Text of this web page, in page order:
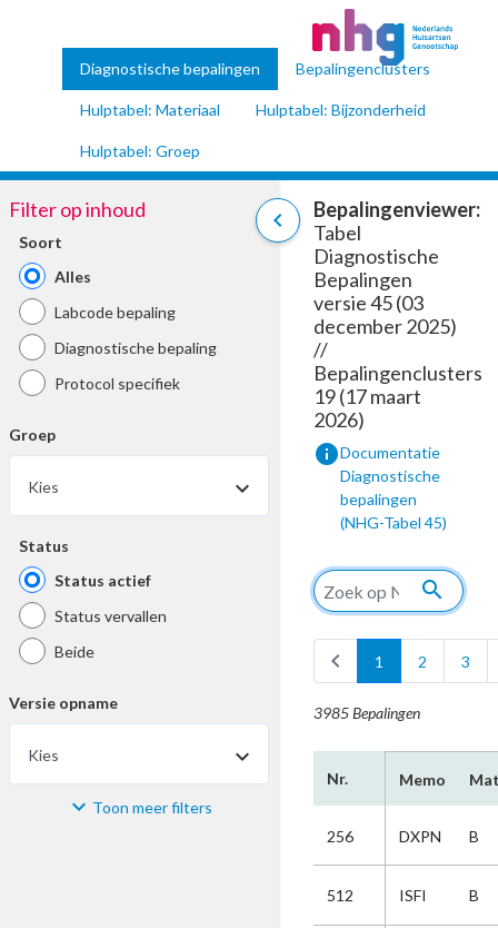
Diagnostische bepalingen Bepalingenclusters
Hulptabel: Materiaal Hulptabel: Bijzonderheid
Hulptabel: Groep
chevron_left
Filter op inhoud
Soort
Alles
Labcode bepaling
Diagnostische bepaling
Protocol specifiek
Groep
Kies
Status
Status actief
Status vervallen
Beide
Versie opname
Kies
Materiaal Toon meer filters
Bepalingenviewer:
Tabel
Diagnostische
Bepalingen
versie 45 (03
december 2025)
//
Bepalingenclusters
19 (17 maart
2026)
infoDocumentatie
Diagnostische
bepalingen
(NHG-Tabel 45)
search
chevron_left 1 2 3
3985 Bepalingen
Nr. Memo
256 DXPN B
512 ISFI B